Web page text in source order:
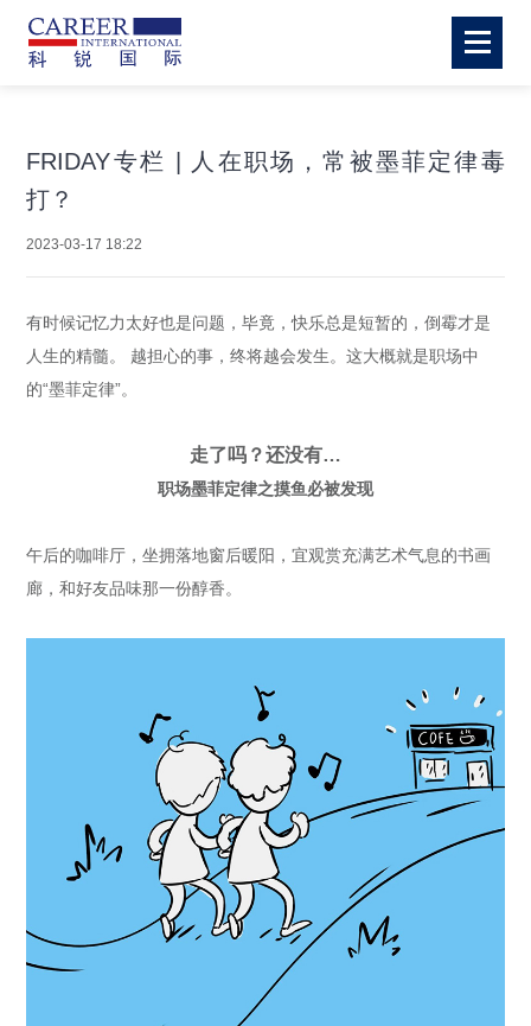
FRIDAY专栏 | 人在职场，常被墨菲定律毒
打？
2023-03-17 18:22
有时候记忆力太好也是问题，毕竟，快乐总是短暂的，倒霉才是
人生的精髓。 越担心的事，终将越会发生。这大概就是职场中
的“墨菲定律”。
走了吗？还没有…
职场墨菲定律之摸鱼必被发现
午后的咖啡厅，坐拥落地窗后暖阳，宜观赏充满艺术气息的书画
廊，和好友品味那一份醇香。